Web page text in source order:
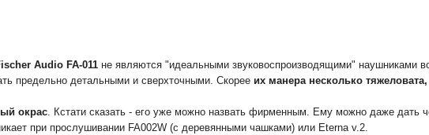
Audio FA-011 не являются "идеальными звуковоспроизводящими" наушниками
предельно детальными и сверхточными. Скорее их манера несколько
окрас. Кстати сказать - его уже можно назвать фирменным. Ему можно даже дать
при прослушивании FA002W (с деревянными чашками) или Eterna v.2.